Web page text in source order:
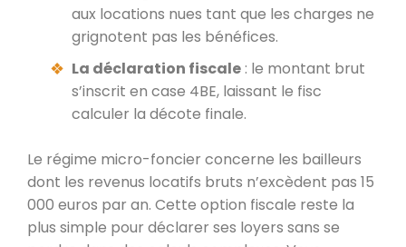
aux locations nues tant que les charges ne
grignotent pas les bénéfices.
La déclaration fiscale : le montant brut
s’inscrit en case 4BE, laissant le fisc
calculer la décote finale.
Le régime micro-foncier concerne les bailleurs
dont les revenus locatifs bruts n’excèdent pas 15
000 euros par an. Cette option fiscale reste la
plus simple pour déclarer ses loyers sans se